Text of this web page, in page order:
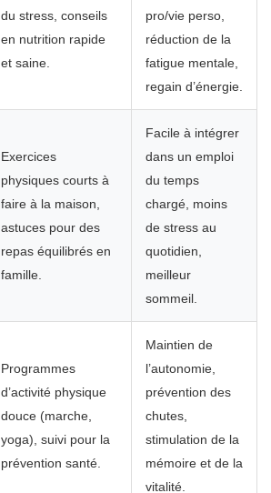
du stress, conseils
en nutrition rapide
et saine.
pro/vie perso,
réduction de la
fatigue mentale,
regain d’énergie.
Exercices
physiques courts à
faire à la maison,
astuces pour des
repas équilibrés en
famille.
Facile à intégrer
dans un emploi
du temps
chargé, moins
de stress au
quotidien,
meilleur
sommeil.
Programmes
d’activité physique
douce (marche,
yoga), suivi pour la
prévention santé.
Maintien de
l’autonomie,
prévention des
chutes,
stimulation de la
mémoire et de la
vitalité.